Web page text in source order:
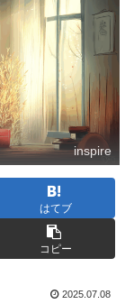
inspire
はてブ
コピー
2025.07.08